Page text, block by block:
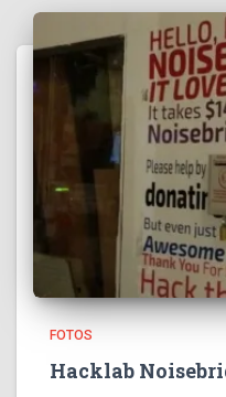
FOTOS
Hacklab